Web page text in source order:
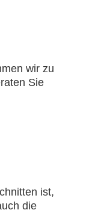
wir zu
Sie
ist,
die